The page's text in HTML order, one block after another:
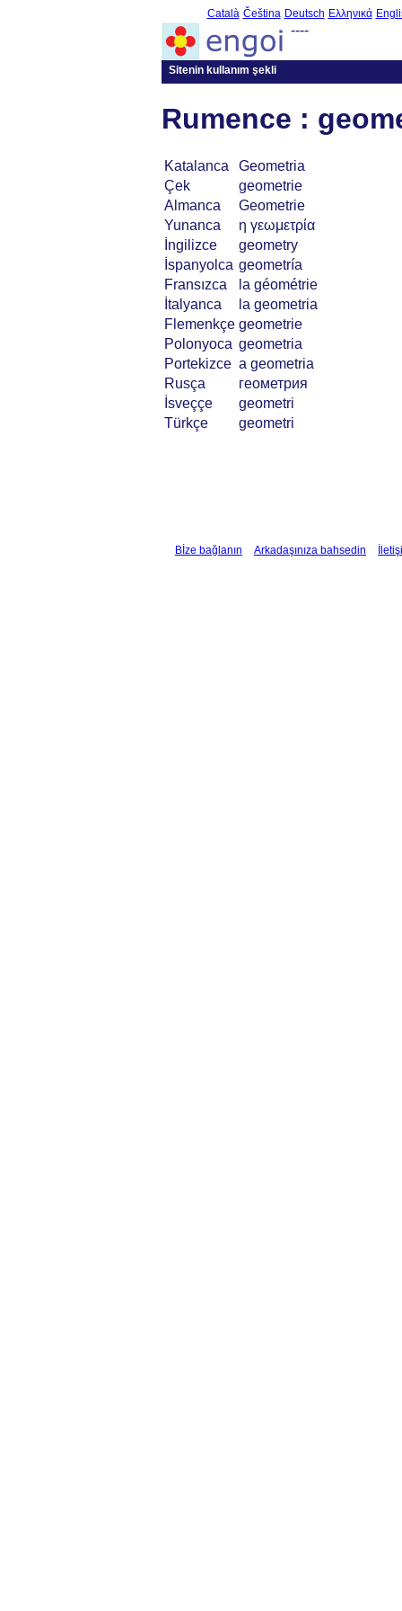
Català Čeština Deutsch Ελληνικά
----
Sitenin kullanım şekli
Rumence :
Katalanca
Geometria
Çek
geometrie
Almanca
Geometrie
Yunanca
η γεωμετρία
İngilizce
geometry
İspanyolca geometría
Fransızca
la géométrie
İtalyanca
la geometria
Flemenkçe geometrie
Polonyoca geometria
Portekizce a geometria
Rusça
геометрия
İsveççe
geometri
Türkçe
geometri
Bİze bağlanın Arkadaşınıza bahsedin